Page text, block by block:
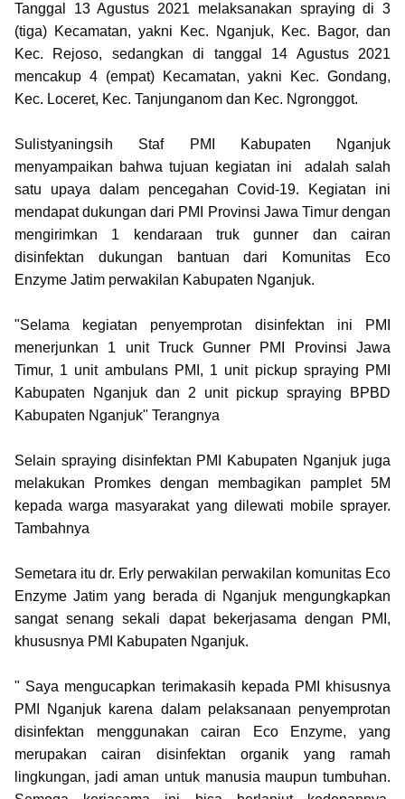
Tanggal 13 Agustus 2021 melaksanakan spraying di 3
(tiga) Kecamatan, yakni Kec. Nganjuk, Kec. Bagor, dan
Kec. Rejoso, sedangkan di tanggal 14 Agustus 2021
mencakup 4 (empat) Kecamatan, yakni Kec. Gondang,
Kec. Loceret, Kec. Tanjunganom dan Kec. Ngronggot.
Sulistyaningsih Staf PMI Kabupaten Nganjuk
menyampaikan bahwa tujuan kegiatan ini adalah salah
satu upaya dalam pencegahan Covid-19. Kegiatan ini
mendapat dukungan dari PMI Provinsi Jawa Timur dengan
mengirimkan 1 kendaraan truk gunner dan cairan
disinfektan dukungan bantuan dari Komunitas Eco
Enzyme Jatim perwakilan Kabupaten Nganjuk.
"Selama kegiatan penyemprotan disinfektan ini PMI
menerjunkan 1 unit Truck Gunner PMI Provinsi Jawa
Timur, 1 unit ambulans PMI, 1 unit pickup spraying PMI
Kabupaten Nganjuk dan 2 unit pickup spraying BPBD
Kabupaten Nganjuk" Terangnya
Selain spraying disinfektan PMI Kabupaten Nganjuk juga
melakukan Promkes dengan membagikan pamplet 5M
kepada warga masyarakat yang dilewati mobile sprayer.
Tambahnya
Semetara itu dr. Erly perwakilan perwakilan komunitas Eco
Enzyme Jatim yang berada di Nganjuk mengungkapkan
sangat senang sekali dapat bekerjasama dengan PMI,
khususnya PMI Kabupaten Nganjuk.
" Saya mengucapkan terimakasih kepada PMI khisusnya
PMI Nganjuk karena dalam pelaksanaan penyemprotan
disinfektan menggunakan cairan Eco Enzyme, yang
merupakan cairan disinfektan organik yang ramah
lingkungan, jadi aman untuk manusia maupun tumbuhan.